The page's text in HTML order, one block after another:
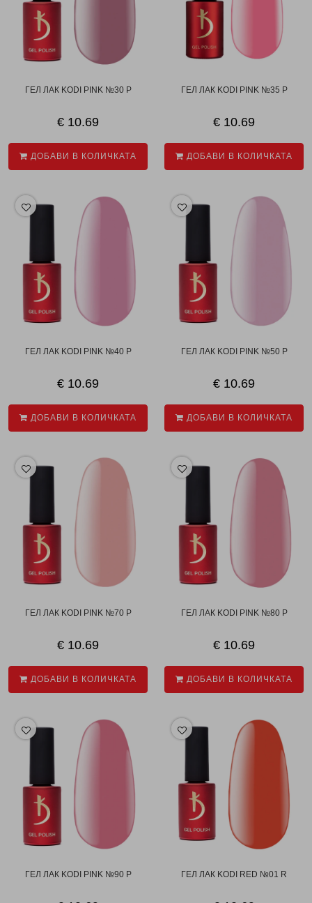
ГЕЛ ЛАК KODI PINK №30 P
€ 10.69
ДОБАВИ В КОЛИЧКАТА
ГЕЛ ЛАК KODI PINK №35 P
€ 10.69
ДОБАВИ В КОЛИЧКАТА
ГЕЛ ЛАК KODI PINK №40 P
€ 10.69
ДОБАВИ В КОЛИЧКАТА
ГЕЛ ЛАК KODI PINK №50 P
€ 10.69
ДОБАВИ В КОЛИЧКАТА
ГЕЛ ЛАК KODI PINK №70 P
€ 10.69
ДОБАВИ В КОЛИЧКАТА
ГЕЛ ЛАК KODI PINK №80 P
€ 10.69
ДОБАВИ В КОЛИЧКАТА
ГЕЛ ЛАК KODI PINK №90 P ГЕЛ ЛАК KODI RED №01 R